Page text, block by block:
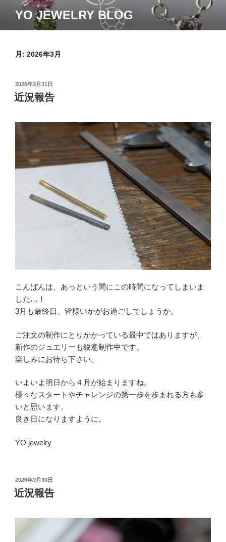
テ
YO JEWELRY BLOG
月: 2026年3月
投
稿
日:
2026年3月31日
近況報告
こんばんは、あっという間にこの時間になってしまいま
した…！
3月も最終日、皆様いかがお過ごしでしょうか。
ご注文の制作にとりかかっている最中ではありますが、
新作のジュエリーも鋭意制作中です。
楽しみにお待ち下さい。
いよいよ明日から４月が始まりますね。
様々なスタートやチャレンジの第一歩を歩まれる方も多
いと思います。
良き日になりますように。
YO jewelry
投
稿
日:
2026年3月30日
近況報告